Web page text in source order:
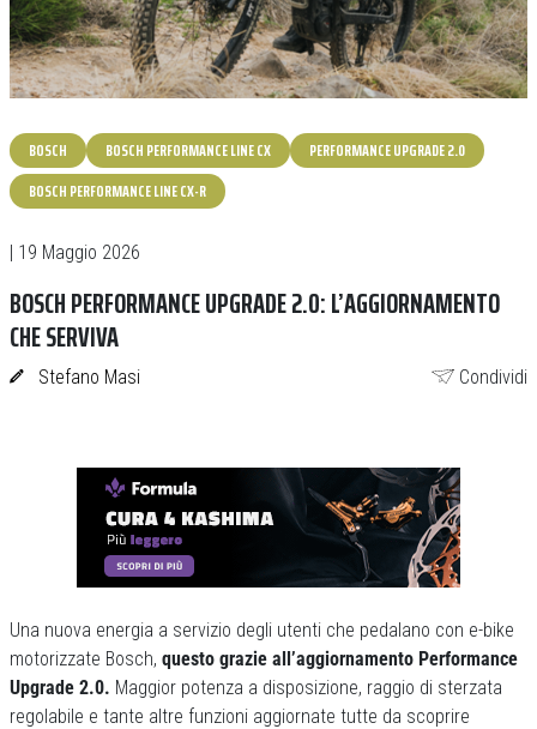
BOSCH BOSCH PERFORMANCE LINE CX
PERFORMANCE UPGRADE 2.0
BOSCH PERFORMANCE LINE CX-R
| 19 Maggio 2026
BOSCH PERFORMANCE UPGRADE 2.0: L’AGGIORNAMENTO
CHE SERVIVA
Stefano Masi Condividi
Una nuova energia a servizio degli utenti che pedalano con e-bike
motorizzate Bosch, questo grazie all’aggiornamento Performance
Upgrade 2.0. Maggior potenza a disposizione, raggio di sterzata
regolabile e tante altre funzioni aggiornate tutte da scoprire